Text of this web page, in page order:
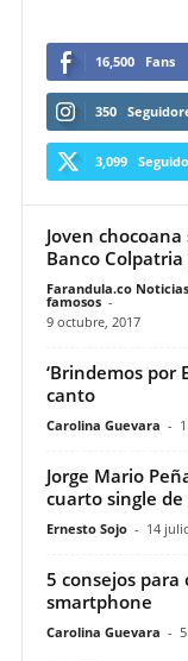
16,500 Fans
350
3,099
Joven
Banco
Farandula.co
famosos -
9 octubre, 2017
‘Brindemos por
canto
Carolina Guevara -
Jorge Mario
cuarto single
Ernesto Sojo - 14
5 consejos
smartphone
Carolina Guevara -